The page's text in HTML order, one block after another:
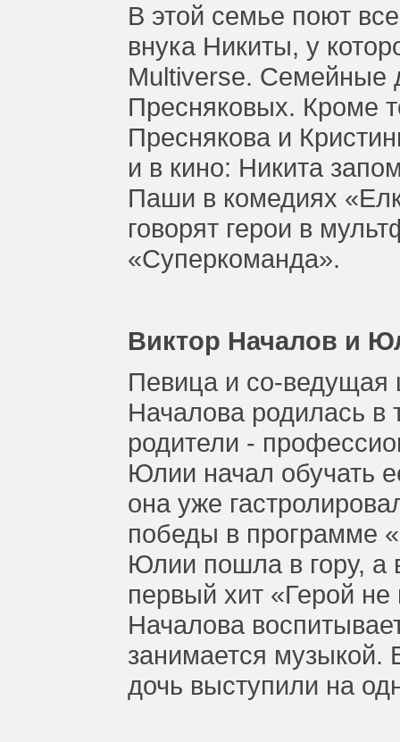
В этой семье поют
внука Никиты, у
Multiverse. Семейные
Пресняковых. Кроме
Преснякова и
и в кино: Никита
Паши в комедиях
говорят герои в
«Суперкоманда».
Виктор Началов и
Певица и со-
Началова родилась в
родители -
Юлии начал обучать
она уже
победы в программе
Юлии пошла в гору, а
первый хит «Герой
Началова
занимается музыкой.
дочь выступили на